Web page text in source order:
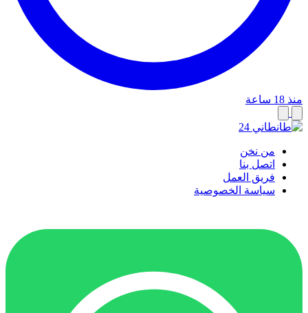
منذ 18 ساعة
من نخن
اتصل بنا
فريق العمل
سياسة الخصوصية